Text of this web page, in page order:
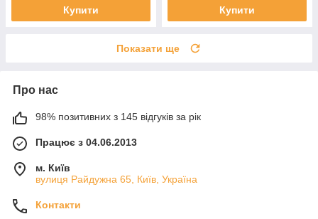
Купити Купити
Показати ще
Про нас
98% позитивних з 145 відгуків за рік
Працює з 04.06.2013
м. Київ
вулиця Райдужна 65, Київ, Україна
Контакти